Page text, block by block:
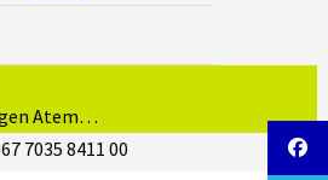
Atem…
7035 8411 00